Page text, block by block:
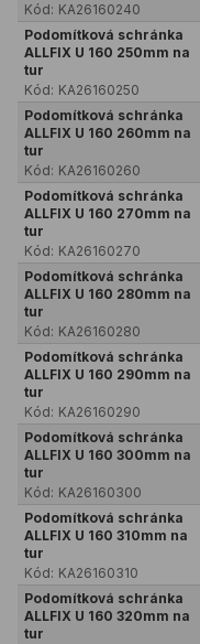
Kód: KA26160240
Podomítková schránka
ALLFIX U 160 250mm na
tur
Kód: KA26160250
Podomítková schránka
ALLFIX U 160 260mm na
tur
Kód: KA26160260
Podomítková schránka
ALLFIX U 160 270mm na
tur
Kód: KA26160270
Podomítková schránka
ALLFIX U 160 280mm na
tur
Kód: KA26160280
Podomítková schránka
ALLFIX U 160 290mm na
tur
Kód: KA26160290
Podomítková schránka
ALLFIX U 160 300mm na
tur
Kód: KA26160300
Podomítková schránka
ALLFIX U 160 310mm na
tur
Kód: KA26160310
Podomítková schránka
ALLFIX U 160 320mm na
tur